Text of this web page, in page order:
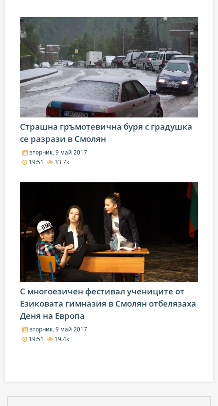
Стрaшна гръмотевична буря с градушка
се разрази в Смолян
вторник, 9 май 2017
19:51
33.7k
С многоезичен фестивал учениците от
Езиковата гимназия в Смолян отбелязаха
Деня на Европа
вторник, 9 май 2017
19:51
19.4k